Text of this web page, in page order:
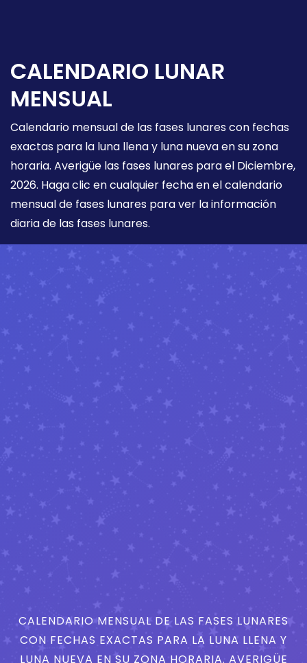
CALENDARIO LUNAR
MENSUAL
Calendario mensual de las fases lunares con fechas
exactas para la luna llena y luna nueva en su zona
horaria. Averigüe las fases lunares para el Diciembre,
2026. Haga clic en cualquier fecha en el calendario
mensual de fases lunares para ver la información
diaria de las fases lunares.
CALENDARIO MENSUAL DE LAS FASES LUNARES
CON FECHAS EXACTAS PARA LA LUNA LLENA Y
LUNA NUEVA EN SU ZONA HORARIA. AVERIGÜE